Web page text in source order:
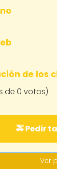
de los
de 0 votos)
🚕 Pedir
Ver